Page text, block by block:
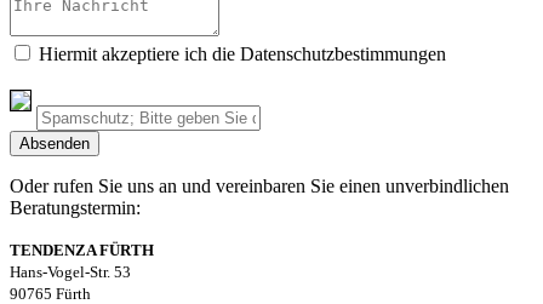
Hiermit akzeptiere ich die Datenschutzbestimmungen
Oder rufen Sie uns an und vereinbaren Sie einen unverbindlichen
Beratungstermin:
TENDENZA FÜRTH
Hans-Vogel-Str. 53
90765 Fürth